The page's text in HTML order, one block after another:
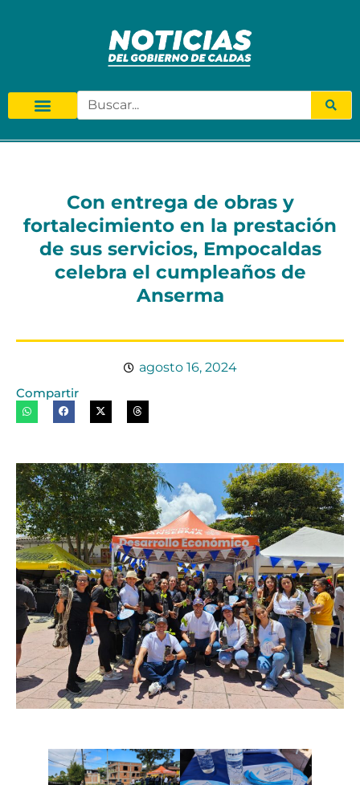
Con entrega de obras y
fortalecimiento en la prestación
de sus servicios, Empocaldas
celebra el cumpleaños de
Anserma
agosto 16, 2024
Compartir